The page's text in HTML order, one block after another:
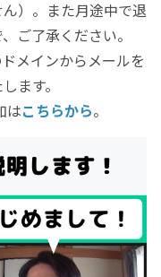
）。また月途中で退
ご了承ください。
メインからメールを
ます。
はこちらから。